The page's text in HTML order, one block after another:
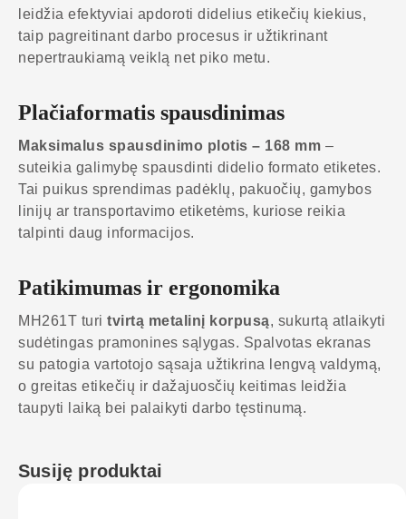
leidžia efektyviai apdoroti didelius etikečių kiekius,
taip pagreitinant darbo procesus ir užtikrinant
nepertraukiamą veiklą net piko metu.
Plačiaformatis spausdinimas
Maksimalus spausdinimo plotis – 168 mm –
suteikia galimybę spausdinti didelio formato etiketes.
Tai puikus sprendimas padėklų, pakuočių, gamybos
linijų ar transportavimo etiketėms, kuriose reikia
talpinti daug informacijos.
Patikimumas ir ergonomika
MH261T turi tvirtą metalinį korpusą, sukurtą atlaikyti
sudėtingas pramonines sąlygas. Spalvotas ekranas
su patogia vartotojo sąsaja užtikrina lengvą valdymą,
o greitas etikečių ir dažajuosčių keitimas leidžia
taupyti laiką bei palaikyti darbo tęstinumą.
Susiję produktai